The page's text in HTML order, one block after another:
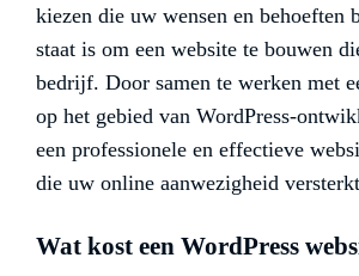
kiezen die uw wensen en behoeften
staat is om een website te bouwen
bedrijf. Door samen te werken met
op het gebied van WordPress-
een professionele en effectieve
die uw online aanwezigheid
Wat kost een WordPress